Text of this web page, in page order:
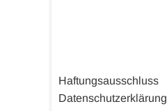
Haftungsausschluss
Datenschutzerklärung